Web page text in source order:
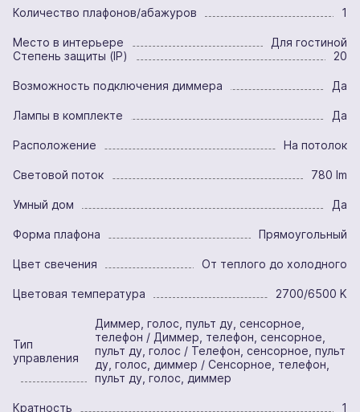
Количество плафонов/абажуров 1
Место в интерьере
Для гостиной
Степень защиты (IP)
20
Возможность подключения диммера Да
Лампы в комплекте Да
Расположение На потолок
Световой поток 780 lm
Умный дом Да
Форма плафона Прямоугольный
Цвет свечения От теплого до холодного
Цветовая температура 2700/6500 K
Тип
управления
Диммер, голос, пульт ду, сенсорное,
телефон / Диммер, телефон, сенсорное,
пульт ду, голос / Телефон, сенсорное, пульт
ду, голос, диммер / Сенсорное, телефон,
пульт ду, голос, диммер
Кратность 1